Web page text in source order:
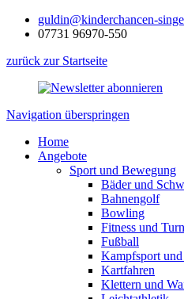
guldin@kinderchancen-
07731 96970-550
zurück zur Startseite
Navigation überspringen
Home
Angebote
Sport und Bewegung
Bäder und
Bahnengolf
Bowling
Fitness und
Fußball
Kampfsport
Kartfahren
Klettern und